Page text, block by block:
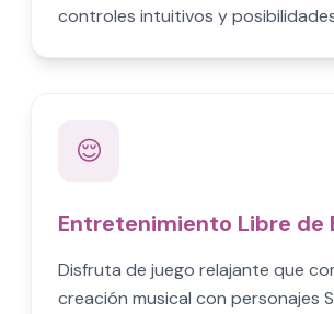
controles intuitivos y
😌
Entretenimiento Libre de
Disfruta de juego relajante que
creación musical con personajes